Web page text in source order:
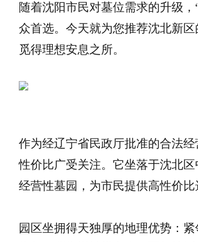
随着沈阳市民对墓位需求的升级
众首选。今天就为您推荐沈北新
觅得理想安息之所。
作为经辽宁省民政厅批准的合法
性价比广受关注。它坐落于沈北
经营性墓园，为市民提供高性价比
园区坐拥得天独厚的地理优势：